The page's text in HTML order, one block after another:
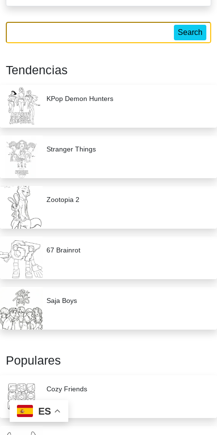
Search
Tendencias
KPop Demon Hunters
Stranger Things
Zootopia 2
67 Brainrot
Saja Boys
Populares
Cozy Friends
ES